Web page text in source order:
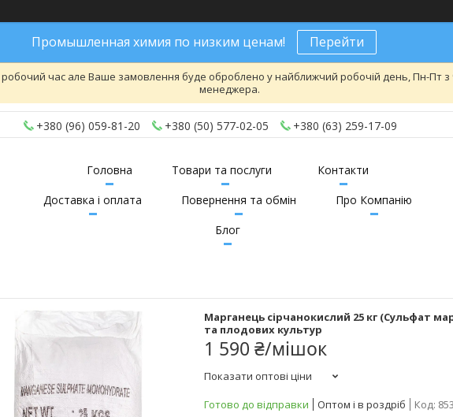
Промышленная химия по низким ценам! Перейти
час але Ваше замовлення буде оброблено у найближчий робочій день, Пн-Пт з
менеджера.
+380 (96) 059-81-20 +380 (50) 577-02-05 +380 (63) 259-17-09
Головна Товари та послуги
Контакти
Доставка і оплата
Повернення та обмін
Про Компанію
Блог
Марганець сірчанокислий 25 кг (Сульфат
та плодових культур
1 590 ₴/мішок
Показати оптові ціни
Готово до відправки
Оптом і в роздріб Код: